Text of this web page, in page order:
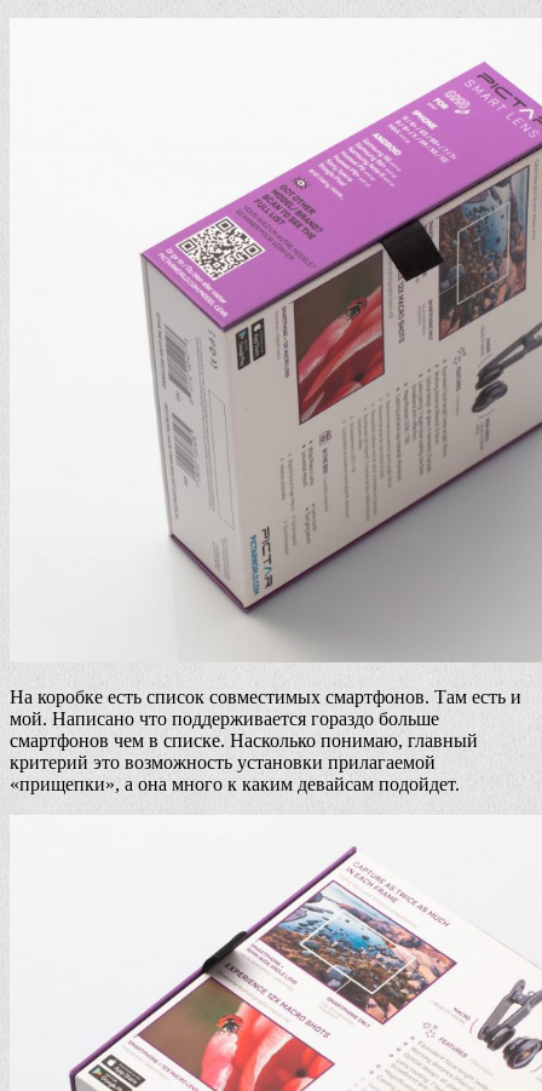
На коробке есть список совместимых смартфонов. Там есть и
мой. Написано что поддерживается гораздо больше
смартфонов чем в списке. Насколько понимаю, главный
критерий это возможность установки прилагаемой
«прищепки», а она много к каким девайсам подойдет.